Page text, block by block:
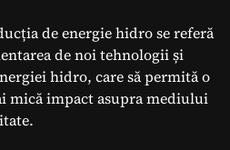
de energie hidro se referă
de noi tehnologii și
hidro, care să permită o
mică impact asupra mediului